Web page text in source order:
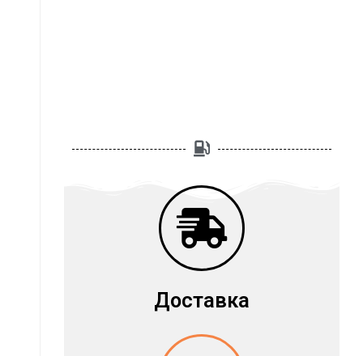
Доставка